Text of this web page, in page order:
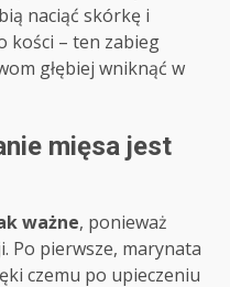
naciąć skórkę i
kości – ten zabieg
głębiej wniknąć w
mięsa jest
ważne, ponieważ
Po pierwsze, marynata
czemu po upieczeniu